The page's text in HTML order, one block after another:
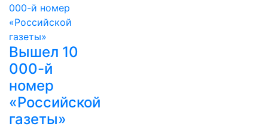
Вышел 10
000-й
номер
«Российской
газеты»